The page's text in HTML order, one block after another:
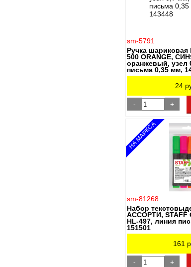
sm-5791
Ручка шариковая
500 ORANGE,
оранжевый, узел
письма 0,35 мм,
24
- +
НА МАРКСА
sm-81268
Набор
АССОРТИ, STAFF
HL-497, линия
151501
161
- +